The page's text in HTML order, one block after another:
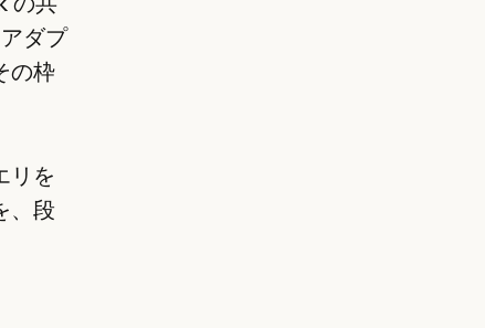
ダプ
の枠
リを
、段